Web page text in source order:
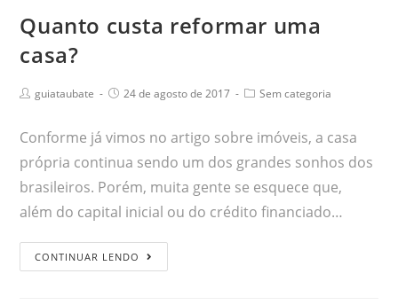
Quanto custa reformar uma
casa?
guiataubate 24 de agosto de 2017 Sem categoria
Conforme já vimos no artigo sobre imóveis, a casa
própria continua sendo um dos grandes sonhos dos
brasileiros. Porém, muita gente se esquece que,
além do capital inicial ou do crédito financiado…
CONTINUAR LENDO